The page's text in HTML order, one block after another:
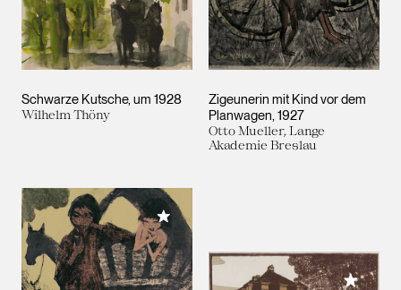
Schwarze Kutsche um 1928
Wilhelm Thöny
Zigeunerin mit Kind vor dem
Planwagen 1927
Otto Mueller, Lange
Akademie Breslau
Meiner Sammlung hinzufügen
Meiner